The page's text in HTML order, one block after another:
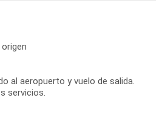
al aeropuerto y vuelo de salida.
servicios.